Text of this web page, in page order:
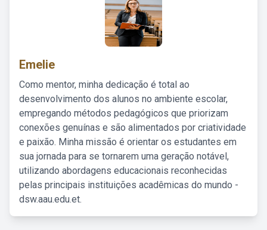
Emelie
Como mentor, minha dedicação é total ao
desenvolvimento dos alunos no ambiente escolar,
empregando métodos pedagógicos que priorizam
conexões genuínas e são alimentados por criatividade
e paixão. Minha missão é orientar os estudantes em
sua jornada para se tornarem uma geração notável,
utilizando abordagens educacionais reconhecidas
pelas principais instituições acadêmicas do mundo -
dsw.aau.edu.et.